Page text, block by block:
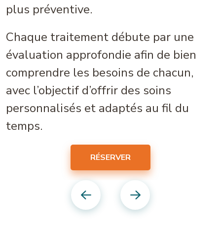
plus préventive.
Chaque traitement débute par une
évaluation approfondie afin de bien
comprendre les besoins de chacun,
avec l’objectif d’offrir des soins
personnalisés et adaptés au fil du
temps.
RÉSERVER
Previous Next